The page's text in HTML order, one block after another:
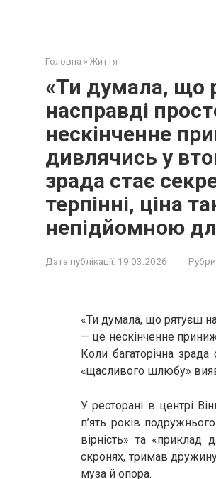
Головна » Життя
«Ти думала, що
насправді
нескінченне
дивлячись у
зрада стає
терпінні, ціна
непідйомною
Дата публікації: 19.03.2026
«Ти думала, що рятуєш
— це нескінченне
Коли багаторічна зрада
«щасливого шлюбу»
У ресторані в центрі
п’ять років
вірність» та «приклад
скронях, тримав
муза й опора.